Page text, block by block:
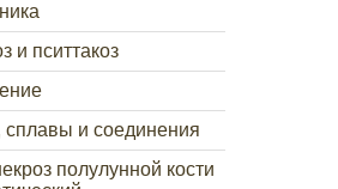
и пситтакоз
и соединения
полулунной кости